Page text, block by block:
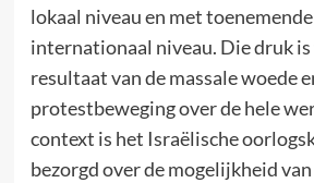
lokaal niveau en met
internationaal niveau. Die druk
resultaat van de massale woede
protestbeweging over de hele
context is het Israëlische
bezorgd over de mogelijkheid van